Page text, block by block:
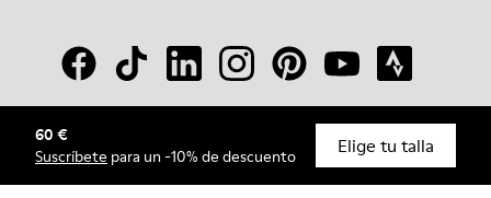
60 €
Suscríbete para un -10% de descuento Elige tu talla
© Camper, 2026